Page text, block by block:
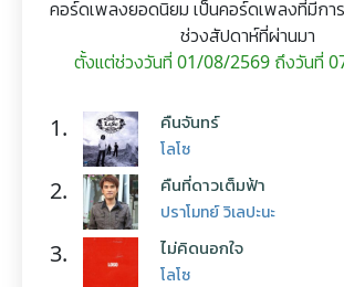
คอร์ดเพลงยอดนิยม เป็นคอร์ดเพลงที่มีกา
ช่วงสัปดาห์ที่ผ่านมา
ตั้งแต่ช่วงวันที่ 01/08/2569 ถึงวันที่
1. คืนจันทร์
โลโซ
2. คืนที่ดาวเต็มฟ้า
ปราโมทย์ วิเลปะนะ
3. ไม่คิดนอกใจ
โลโซ